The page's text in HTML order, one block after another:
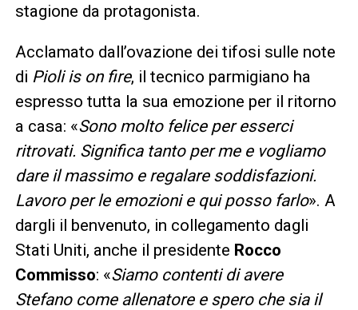
stagione da protagonista.
Acclamato dall’ovazione dei tifosi sulle note
di Pioli is on fire, il tecnico parmigiano ha
espresso tutta la sua emozione per il ritorno
a casa: «Sono molto felice per esserci
ritrovati. Significa tanto per me e vogliamo
dare il massimo e regalare soddisfazioni.
Lavoro per le emozioni e qui posso farlo». A
dargli il benvenuto, in collegamento dagli
Stati Uniti, anche il presidente Rocco
Commisso: «Siamo contenti di avere
Stefano come allenatore e spero che sia il